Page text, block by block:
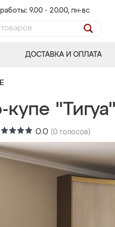
работы: 9.00 - 20.00, пн-вс
ДОСТАВКА И ОПЛАТА
"Тигуа"
0.0 (0 голосов)